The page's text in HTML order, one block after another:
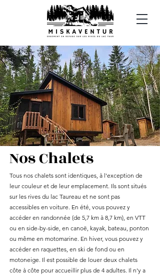
Nos Chalets
Tous nos chalets sont identiques, à l'exception de
leur couleur et de leur emplacement. Ils sont situés
sur les rives du lac Taureau et ne sont pas
accessibles en voiture. En été, vous pouvez y
accéder en randonnée (de 5,7 km à 8,7 km), en VTT
ou en side-by-side, en canoë, kayak, bateau, ponton
ou même en motomarine. En hiver, vous pouvez y
accéder en raquettes, en ski de fond ou en
motoneige. Il est possible de louer deux chalets
côte à côte pour accueillir plus de 4 adultes. Il n'y a